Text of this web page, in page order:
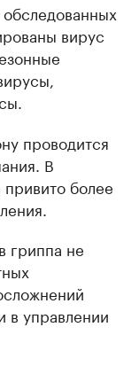
вирус
проводится
В
более
гриппа не
в управлении